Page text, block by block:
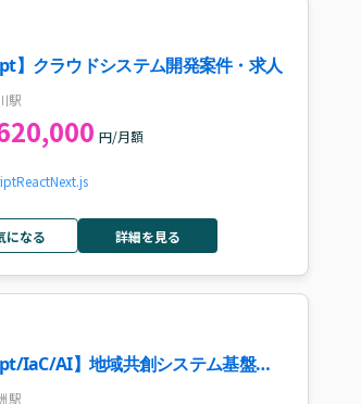
】クラウドシステム開発案件・求人
駅
円/月額
ReactNext.js
になる 詳細を見る
IaC/AI】地域共創システム基盤設
人
駅